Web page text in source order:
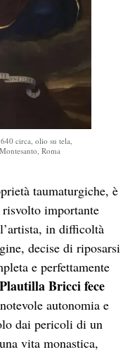
circa, olio su tela,
Roma
taumaturgiche, è
risvolto importante
in difficoltà
decise di riposarsi
e perfettamente
Bricci fece
autonomia e
dai pericoli di un
vita monastica,